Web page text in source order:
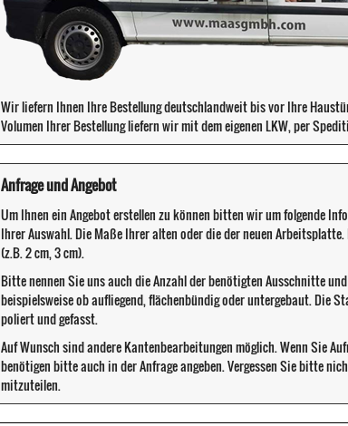
Wir liefern Ihnen Ihre Bestellung deutschlandweit bis vor Ihre
Volumen Ihrer Bestellung liefern wir mit dem eigenen LKW, per
Anfrage und Angebot
Um Ihnen ein Angebot erstellen zu können bitten wir um folgende
Ihrer Auswahl. Die Maße Ihrer alten oder die der neuen
(z.B. 2 cm, 3 cm).
Bitte nennen Sie uns auch die Anzahl der benötigten Ausschnitte
beispielsweise ob aufliegend, flächenbündig oder untergebaut. Die
poliert und gefasst.
Auf Wunsch sind andere Kantenbearbeitungen möglich. Wenn Sie
benötigen bitte auch in der Anfrage angeben. Vergessen Sie bitte
mitzuteilen.